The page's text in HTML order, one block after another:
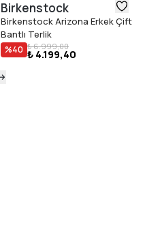
Birkenstock
Birkenstock Arizona Erkek Çift
Bantlı Terlik
%40 ₺ 6.999,00
₺ 4.199,40